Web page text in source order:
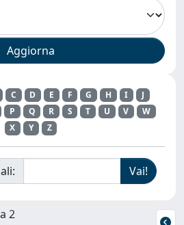
C D E F G H I
J
P Q R S T U V
W
X
Y Z
2